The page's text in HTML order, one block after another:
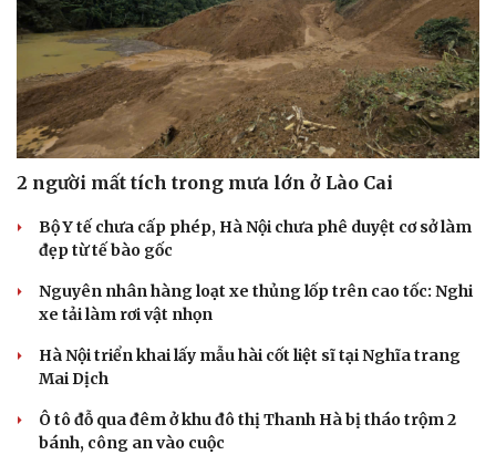
2 người mất tích trong mưa lớn ở Lào Cai
Bộ Y tế chưa cấp phép, Hà Nội chưa phê duyệt cơ sở làm
đẹp từ tế bào gốc
Nguyên nhân hàng loạt xe thủng lốp trên cao tốc: Nghi
xe tải làm rơi vật nhọn
Hà Nội triển khai lấy mẫu hài cốt liệt sĩ tại Nghĩa trang
Mai Dịch
Ô tô đỗ qua đêm ở khu đô thị Thanh Hà bị tháo trộm 2
bánh, công an vào cuộc